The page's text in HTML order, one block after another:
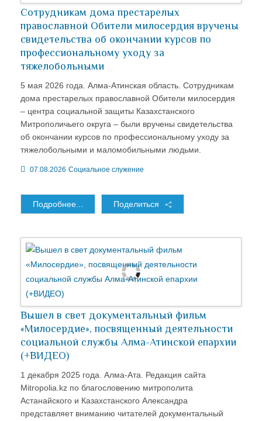
Сотрудникам дома престарелых
православной Обители милосердия вручены
свидетельства об окончании курсов по
профессиональному уходу за
тяжелобольными
5 мая 2026 года. Алма-Атинская область. Сотрудникам
дома престарелых православной Обители милосердия
– центра социальной защиты Казахстанского
Митрополичьего округа – были вручены свидетельства
об окончании курсов по профессиональному уходу за
тяжелобольными и маломобильными людьми.
07.08.2026 Социальное служение
Подробнее... Поделиться
Вышел в свет документальный фильм
«Милосердие», посвященный деятельности
социальной службы Алма-Атинской епархии
(+ВИДЕО)
1 декабря 2025 года. Алма-Ата. Редакция сайта
Mitropolia.kz по благословению митрополита
Астанайского и Казахстанского Александра
представляет вниманию читателей документальный